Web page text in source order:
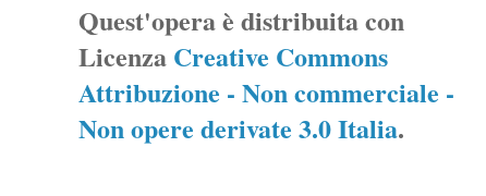
Quest'opera è distribuita con
Licenza Creative Commons
Attribuzione - Non commerciale -
Non opere derivate 3.0 Italia.